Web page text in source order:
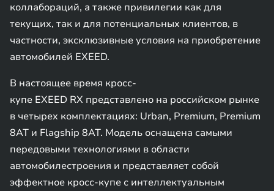
коллабораций, а также привилегии как для
текущих, так и для потенциальных клиентов, в
частности, эксклюзивные условия на приобретение
автомобилей EXEED.
В настоящее время кросс-
купе EXEED RX представлено на российском рынке
в четырех комплектациях: Urban, Premium, Premium
8AT и Flagship 8AT. Модель оснащена самыми
передовыми технологиями в области
автомобилестроения и представляет собой
эффектное кросс-купе с интеллектуальным